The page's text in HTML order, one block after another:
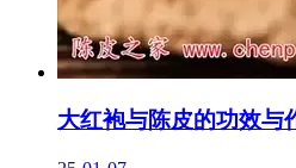
大红袍与陈皮的功效与